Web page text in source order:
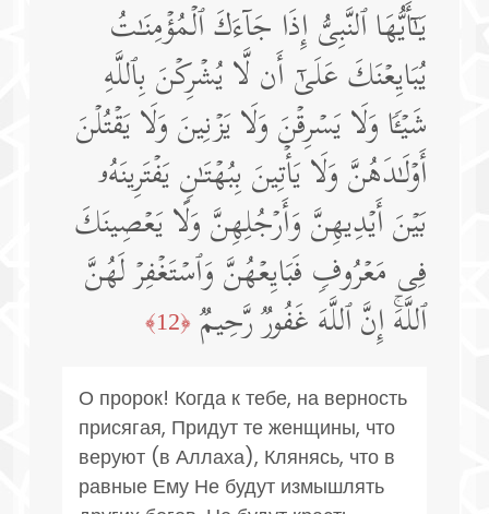
یَـٰۤأَیُّهَا ٱلنَّبِیُّ إِذَا جَاۤءَكَ ٱلۡمُؤۡمِنَـٰتُ
یُبَایِعۡنَكَ عَلَىٰۤ أَن لَّا یُشۡرِكۡنَ بِٱللَّهِ
شَیۡـࣰٔا وَلَا یَسۡرِقۡنَ وَلَا یَزۡنِینَ وَلَا یَقۡتُلۡنَ
أَوۡلَـٰدَهُنَّ وَلَا یَأۡتِینَ بِبُهۡتَـٰنࣲ یَفۡتَرِینَهُۥ
بَیۡنَ أَیۡدِیهِنَّ وَأَرۡجُلِهِنَّ وَلَا یَعۡصِینَكَ
فِی مَعۡرُوفࣲ فَبَایِعۡهُنَّ وَٱسۡتَغۡفِرۡ لَهُنَّ
ٱللَّهَۚ إِنَّ ٱللَّهَ غَفُورࣱ رَّحِیمࣱ ﴿12﴾
О пророк! Когда к тебе, на верность
присягая, Придут те женщины, что
веруют (в Аллаха), Клянясь, что в
равные Ему Не будут измышлять